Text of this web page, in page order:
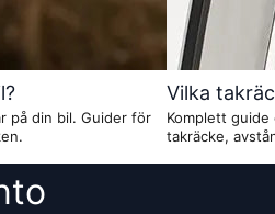
på din bil. Guider för
Vilka
Komplett
takräcke,